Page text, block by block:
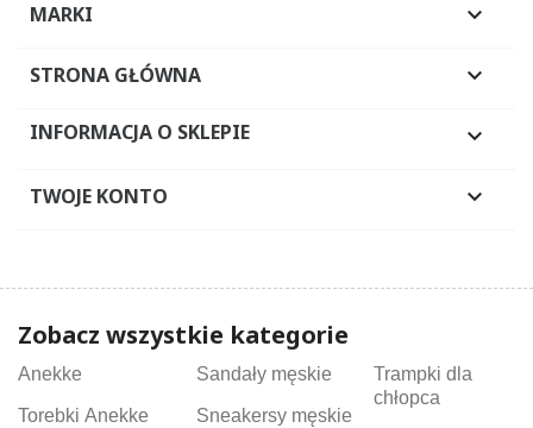
MARKI 
STRONA GŁÓWNA 
INFORMACJA O SKLEPIE 
TWOJE KONTO 
Zobacz wszystkie kategorie
Anekke
Torebki Anekke
Sandały męskie
Sneakersy męskie
Trampki dla
chłopca